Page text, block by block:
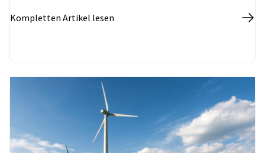
Kompletten Artikel lesen